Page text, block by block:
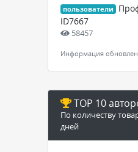
пользователи
ID7667
58457
Информация
TOP 10
По количеству
дней